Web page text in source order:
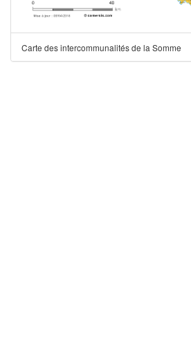
Carte des intercommunalités de la Somme